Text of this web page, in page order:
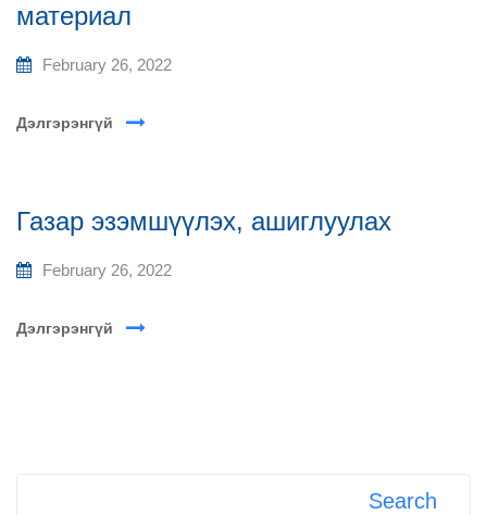
материал
February 26, 2022
Дэлгэрэнгүй
Газар эзэмшүүлэх, ашиглуулах
February 26, 2022
Дэлгэрэнгүй
Search